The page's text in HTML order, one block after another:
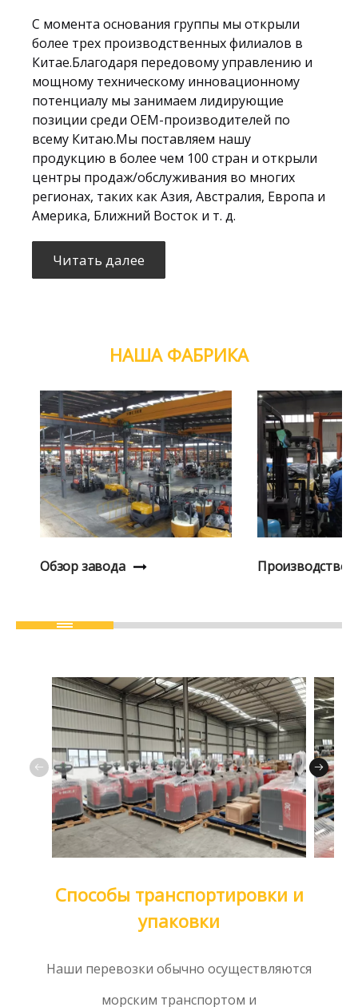
С момента основания группы мы открыли
более трех производственных филиалов в
Китае.Благодаря передовому управлению и
мощному техническому инновационному
потенциалу мы занимаем лидирующие
позиции среди OEM-производителей по
всему Китаю.Мы поставляем нашу
продукцию в более чем 100 стран и открыли
центры продаж/обслуживания во многих
регионах, таких как Азия, Австралия, Европа и
Америка, Ближний Восток и т. д.
Читать далее
НАША ФАБРИКА
Обзор завода Производство
Способы транспортировки и
упаковки
Наши перевозки обычно осуществляются
морским транспортом и